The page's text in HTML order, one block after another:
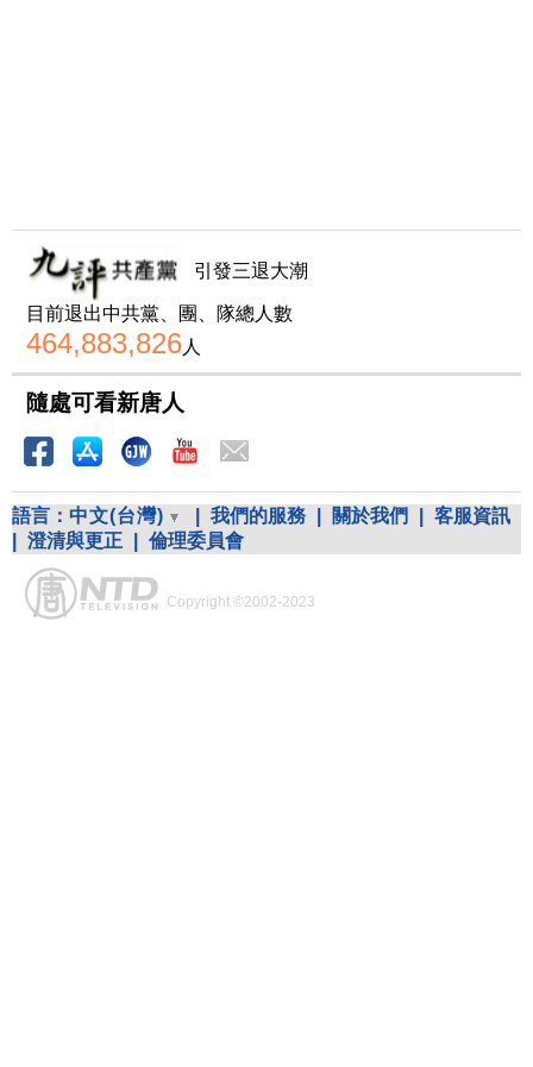
引發三退大潮
目前退出中共黨、團、隊總人數
464,883,826人
隨處可看新唐人
語言： 中文(台灣) 我們的服務 關於我們
客服資訊
澄清與更正 倫理委員會
Copyright ©2002-2023